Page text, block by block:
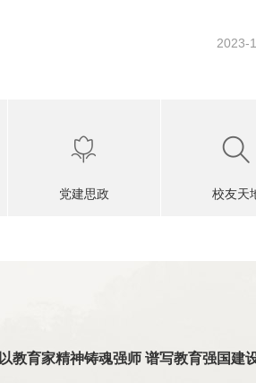
2023-
党建思政 校友天
以教育家精神铸魂强师 谱写教育强国建